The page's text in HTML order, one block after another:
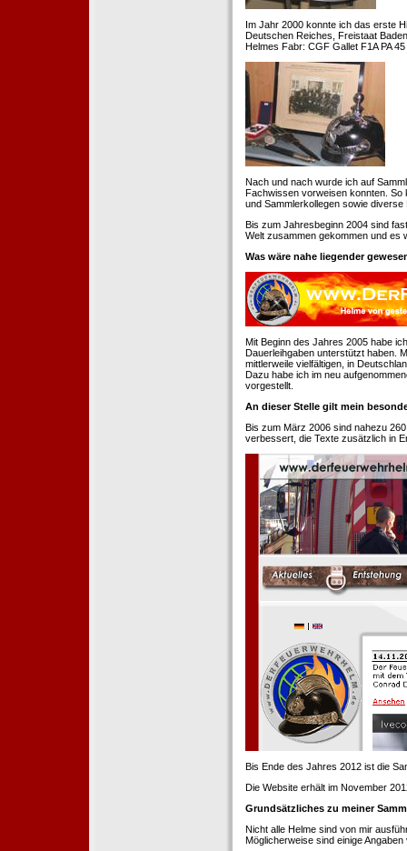
Im Jahr 2000 konnte ich das erste
Deutschen Reiches, Freistaat
Helmes Fabr: CGF Gallet F1A PA
Nach und nach wurde ich auf
Fachwissen vorweisen konnten. So
und Sammlerkollegen sowie
Bis zum Jahresbeginn 2004 sind
Welt zusammen gekommen und es
Was wäre nahe liegender
Mit Beginn des Jahres 2005 habe
Dauerleihgaben unterstützt haben.
mittlerweile vielfältigen, in
Dazu habe ich im neu
vorgestellt.
An dieser Stelle gilt mein
Bis zum März 2006 sind nahezu
verbessert, die Texte zusätzlich in
Bis Ende des Jahres 2012 ist die
Die Website erhält im November
Grundsätzliches zu meiner
Nicht alle Helme sind von mir
Möglicherweise sind einige